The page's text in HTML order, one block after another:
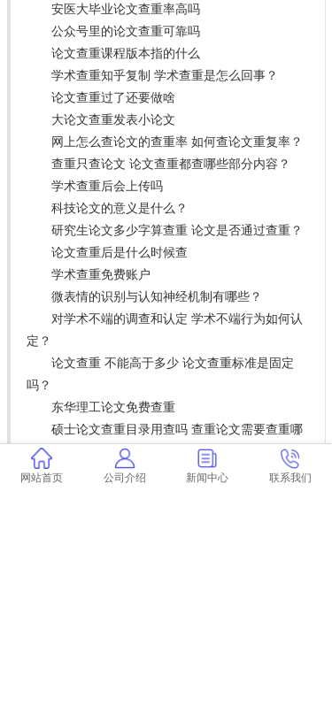
安医大毕业论文查重率高吗
公众号里的论文查重可靠吗
论文查重课程版本指的什么
学术查重知乎复制 学术查重是怎么回事？
论文查重过了还要做啥
大论文查重发表小论文
网上怎么查论文的查重率 如何查论文重复率？
查重只查论文 论文查重都查哪些部分内容？
学术查重后会上传吗
科技论文的意义是什么？
研究生论文多少字算查重 论文是否通过查重？
论文查重后是什么时候查
学术查重免费账户
微表情的识别与认知神经机制有哪些？
对学术不端的调查和认定 学术不端行为如何认
定？
论文查重 不能高于多少 论文查重标准是固定
吗？
东华理工论文免费查重
硕士论文查重目录用查吗 查重论文需要查重哪
些部分？
学术查重哪个版本正宗
网站首页 公司介绍 新闻中心 联系我们